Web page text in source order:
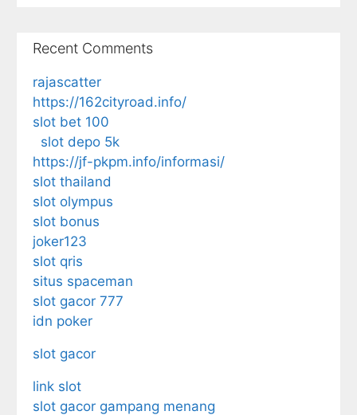
Recent Comments
rajascatter
https://162cityroad.info/
slot bet 100
slot depo 5k
https://jf-pkpm.info/informasi/
slot thailand
slot olympus
slot bonus
joker123
slot qris
situs spaceman
slot gacor 777
idn poker
slot gacor
link slot
slot gacor gampang menang